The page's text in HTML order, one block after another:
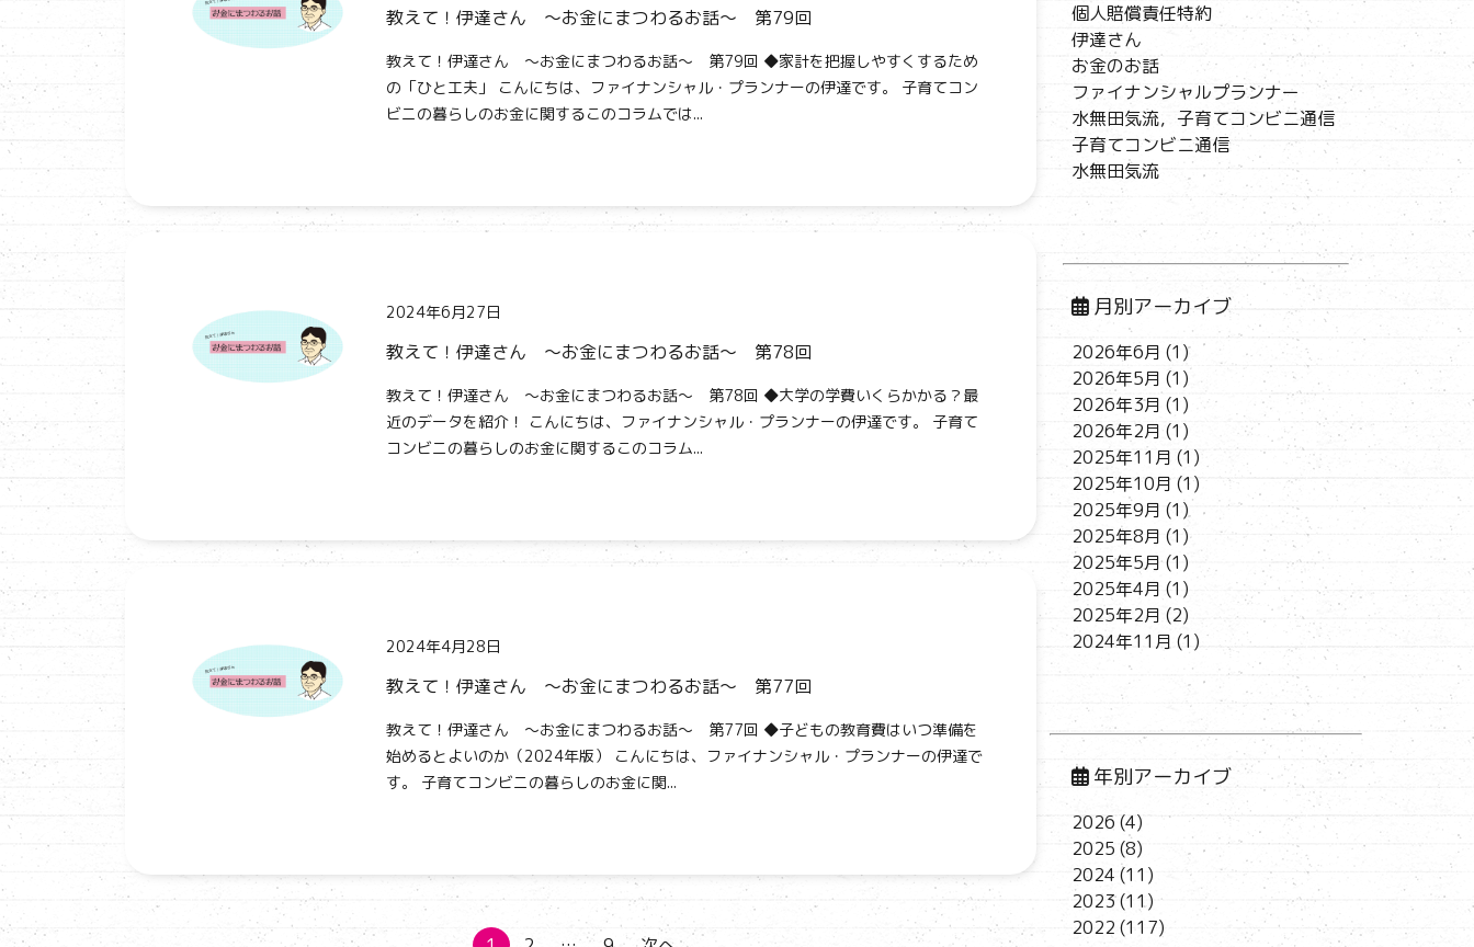
教えて！伊達さん ～お金にまつわるお話～ 第79回
教えて！伊達さん ～お金にまつわるお話～ 第79回 ◆家計を把握しやすくするため
の「ひと工夫」 こんにちは、ファイナンシャル・プランナーの伊達です。 子育てコン
ビニの暮らしのお金に関するこのコラムでは...
2024年6月27日
教えて！伊達さん ～お金にまつわるお話～ 第78回
教えて！伊達さん ～お金にまつわるお話～ 第78回 ◆大学の学費いくらかかる？最
近のデータを紹介！ こんにちは、ファイナンシャル・プランナーの伊達です。 子育て
コンビニの暮らしのお金に関するこのコラム...
2024年4月28日
教えて！伊達さん ～お金にまつわるお話～ 第77回
教えて！伊達さん ～お金にまつわるお話～ 第77回 ◆子どもの教育費はいつ準備を
始めるとよいのか（2024年版） こんにちは、ファイナンシャル・プランナーの伊達で
す。 子育てコンビニの暮らしのお金に関...
個人賠償責任特約
伊達さん
お金のお話
ファイナンシャルプランナー
水無田気流，子育てコンビニ通信
子育てコンビニ通信
水無田気流
月別アーカイブ
2026年6月 (1)
2026年5月 (1)
2026年3月 (1)
2026年2月 (1)
2025年11月 (1)
2025年10月 (1)
2025年9月 (1)
2025年8月 (1)
2025年5月(1)
2025年4月 (1)
2025年2月 (2)
2024年11月 (1)
年別アーカイブ
2026 (4)
2025 (8)
2024 (11)
2023(11)
2022 (117)